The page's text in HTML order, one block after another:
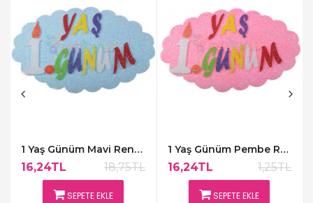
1 Yaş Günüm Mavi Renk Kapı Süsü,48x30cm
16,24TL 18,75TL
SEPETE EKLE
1 Yaş Günüm Pembe Renk Kapı Süsü,48x30cm
16,24TL 1,25TL
SEPETE EKLE